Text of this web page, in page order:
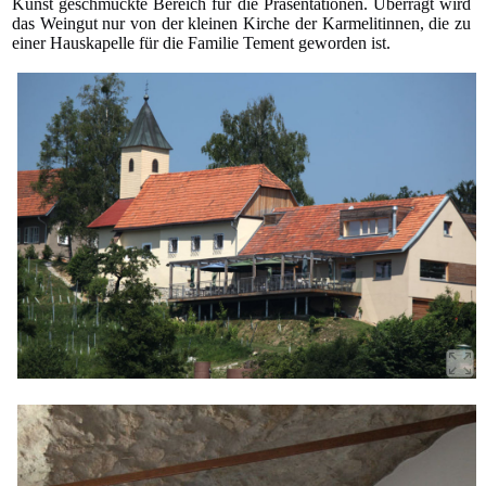
Kunst geschmückte Bereich für die Präsentationen. Überragt wird
das Weingut nur von der kleinen Kirche der Karmelitinnen, die zu
einer Hauskapelle für die Familie Tement geworden ist.